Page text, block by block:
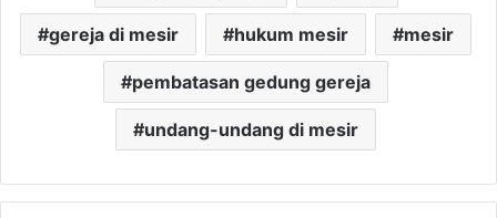
gereja di mesir hukum mesir mesir
pembatasan gedung gereja
undang-undang di mesir